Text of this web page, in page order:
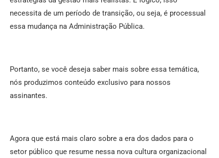
necessita de um período de transição, ou seja, é processual
essa mudança na Administração Pública.
Portanto, se você deseja saber mais sobre essa temática,
nós produzimos conteúdo exclusivo para nossos
assinantes.
Agora que está mais claro sobre a era dos dados para o
setor público que resume nessa nova cultura organizacional